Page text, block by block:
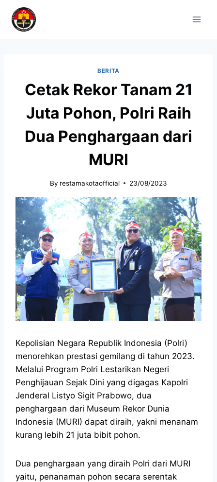
BERITA
Cetak Rekor Tanam 21
Juta Pohon, Polri Raih
Dua Penghargaan dari
MURI
By restamakotaofficial 23/08/2023
Kepolisian Negara Republik Indonesia (Polri)
menorehkan prestasi gemilang di tahun 2023.
Melalui Program Polri Lestarikan Negeri
Penghijauan Sejak Dini yang digagas Kapolri
Jenderal Listyo Sigit Prabowo, dua
penghargaan dari Museum Rekor Dunia
Indonesia (MURI) dapat diraih, yakni menanam
kurang lebih 21 juta bibit pohon.
Dua penghargaan yang diraih Polri dari MURI
yaitu, penanaman pohon secara serentak